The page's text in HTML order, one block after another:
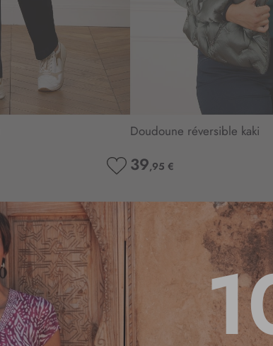
MA
LISTE
D’ENVIE
Doudoune réversible kaki
39,95 €
3.6